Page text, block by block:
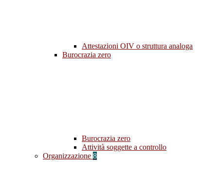
Attestazioni OIV o struttura analoga
Burocrazia zero
Burocrazia zero
Attività soggette a controllo
Organizzazione 8